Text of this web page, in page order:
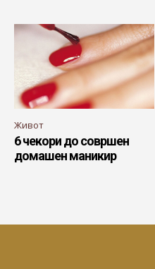
Живот
6 чекори до совршен
домашен маникир